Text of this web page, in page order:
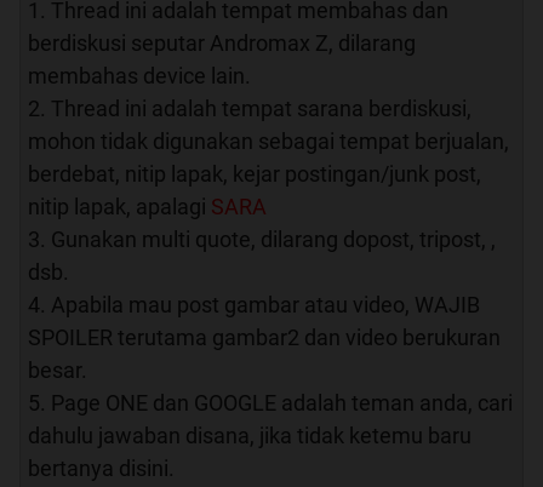
1. Thread ini adalah tempat membahas dan
berdiskusi seputar Andromax Z, dilarang
membahas device lain.
2. Thread ini adalah tempat sarana berdiskusi,
mohon tidak digunakan sebagai tempat berjualan,
berdebat, nitip lapak, kejar postingan/junk post,
nitip lapak, apalagi SARA
3. Gunakan multi quote, dilarang dopost, tripost, ,
dsb.
4. Apabila mau post gambar atau video, WAJIB
SPOILER terutama gambar2 dan video berukuran
besar.
5. Page ONE dan GOOGLE adalah teman anda, cari
dahulu jawaban disana, jika tidak ketemu baru
bertanya disini.